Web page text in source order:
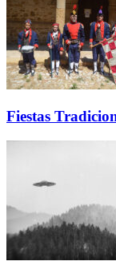
Fiestas